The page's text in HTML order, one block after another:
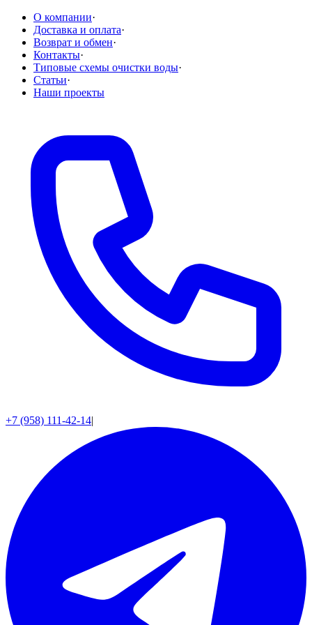
О компании·
Доставка и оплата·
Возврат и обмен·
Контакты·
Типовые схемы очистки воды·
Статьи·
Наши проекты
+7 (958) 111-42-14|